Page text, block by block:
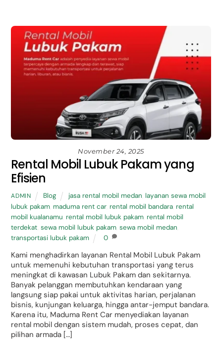
November 24, 2025
Rental Mobil Lubuk Pakam yang
Efisien
ADMIN Blog jasa rental mobil medan layanan sewa mobil
lubuk pakam maduma rent car rental mobil bandara rental
mobil kualanamu rental mobil lubuk pakam rental mobil
terdekat ,sewa mobil lubuk pakam ,sewa mobil medan
transportasi lubuk pakam
0
Kami menghadirkan layanan Rental Mobil Lubuk Pakam
untuk memenuhi kebutuhan transportasi yang terus
meningkat di kawasan Lubuk Pakam dan sekitarnya.
Banyak pelanggan membutuhkan kendaraan yang
langsung siap pakai untuk aktivitas harian, perjalanan
bisnis, kunjungan keluarga, hingga antar-jemput bandara.
Karena itu, Maduma Rent Car menyediakan layanan
rental mobil dengan sistem mudah, proses cepat, dan
pilihan armada […]